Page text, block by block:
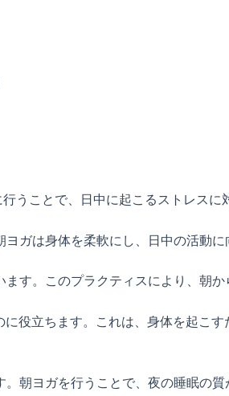
うことで、日中に起こるストレスに
ガは身体を柔軟にし、日中の活動
す。このプラクティスにより、朝
役立ちます。これは、身体を起こ
朝ヨガを行うことで、夜の睡眠の